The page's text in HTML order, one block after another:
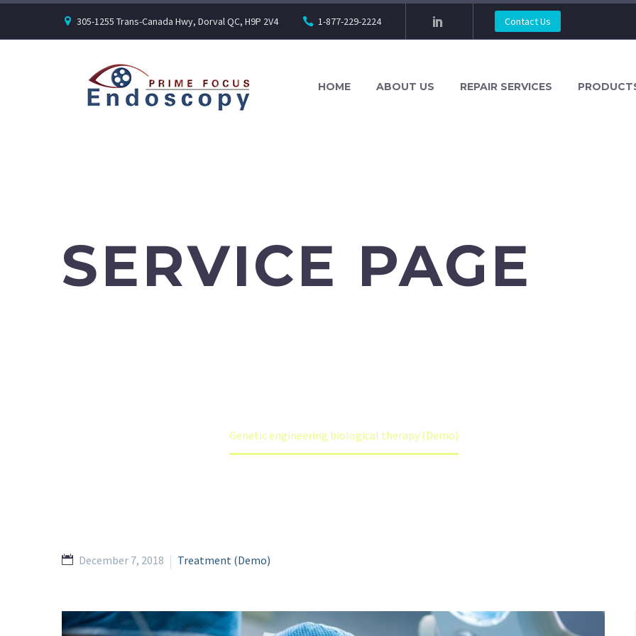
305-1255 Trans-Canada Hwy, Dorval QC, H9P 2V4 1-877-229-2224 Contact Us
HOME ABOUT US REPAIR SERVICES
SERVICE PAGE
Genetic engineering biological therapy (Demo)
December 7, 2018 Treatment (Demo)